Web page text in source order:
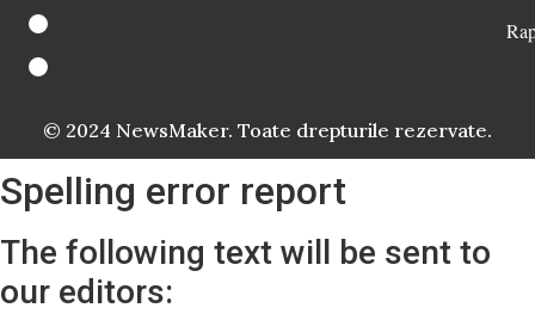
© 2024 NewsMaker. Toate drepturile rezervate.
Spelling error report
The following text will be sent to
our editors: